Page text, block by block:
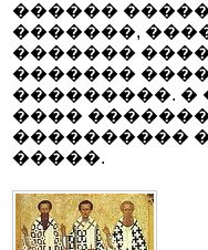
������
�������,
�������
�������
���������. �
����
����������
�����.